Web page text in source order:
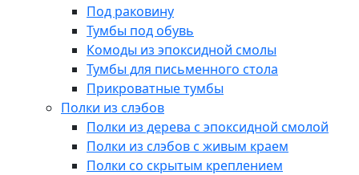
Под раковину
Тумбы под обувь
Комоды из эпоксидной смолы
Тумбы для письменного стола
Прикроватные тумбы
Полки из слэбов
Полки из дерева с эпоксидной смолой
Полки из слэбов с живым краем
Полки со скрытым креплением